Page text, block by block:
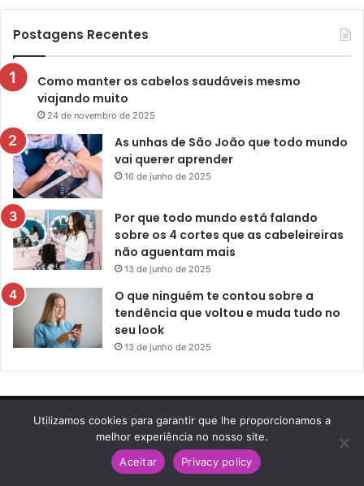
Postagens Recentes
Como manter os cabelos saudáveis mesmo
viajando muito
24 de novembro de 2025
As unhas de São João que todo mundo
vai querer aprender
16 de junho de 2025
Por que todo mundo está falando
sobre os 4 cortes que as cabeleireiras
não aguentam mais
13 de junho de 2025
O que ninguém te contou sobre a
tendência que voltou e muda tudo no
seu look
13 de junho de 2025
© Copyright 2026, Todos os direitos reservados |
Letage
Moda e Beleza
|| Nosso email:
contato@letage.com.br
Utilizamos cookies para garantir que lhe proporcionamos a
melhor experiência no nosso site.
Aceitar
Privacy policy